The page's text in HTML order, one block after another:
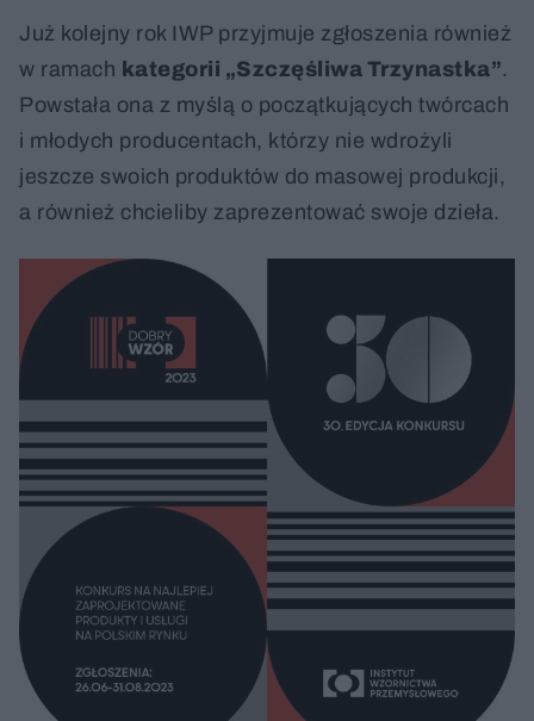
Już kolejny rok IWP przyjmuje zgłoszenia również
w ramach kategorii „Szczęśliwa Trzynastka”.
Powstała ona z myślą o początkujących twórcach
i młodych producentach, którzy nie wdrożyli
jeszcze swoich produktów do masowej produkcji,
a również chcieliby zaprezentować swoje dzieła.